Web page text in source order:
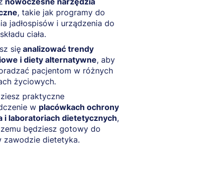
, takie jak programy do
jadłospisów i urządzenia do
ciała.
się analizować trendy
i diety alternatywne, aby
pacjentom w różnych
życiowych.
praktyczne
w placówkach ochrony
i laboratoriach dietetycznych,
będziesz gotowy do
zawodzie dietetyka.